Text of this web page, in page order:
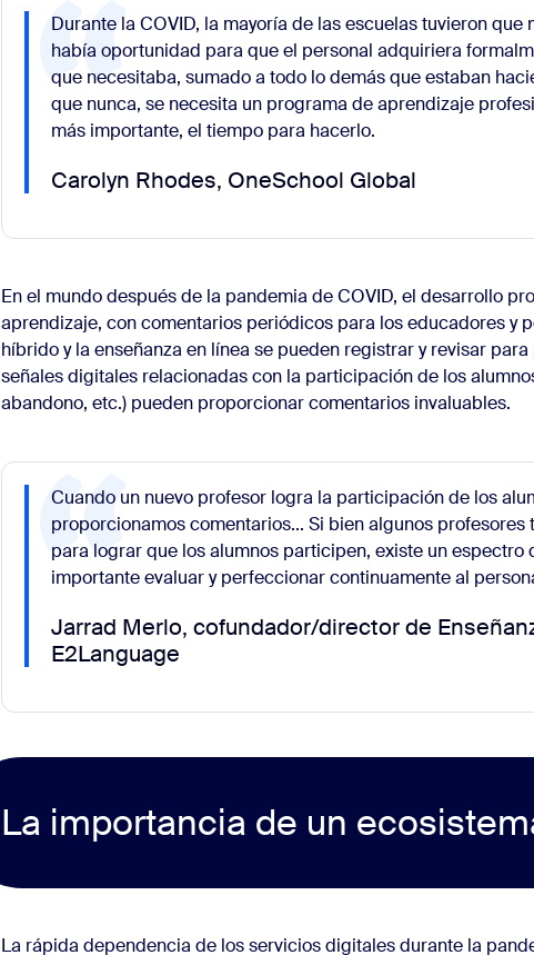
Durante la COVID, la mayoría de las escuelas tuvieron
había oportunidad para que el personal adquiriera
que necesitaba, sumado a todo lo demás que estaban
que nunca, se necesita un programa de aprendizaje
más importante, el tiempo para hacerlo.
Carolyn Rhodes, OneSchool Global
En el mundo después de la pandemia de COVID, el desarrollo
aprendizaje, con comentarios periódicos para los educadores y
híbrido y la enseñanza en línea se pueden registrar y revisar
señales digitales relacionadas con la participación de los
abandono, etc.) pueden proporcionar comentarios invaluables.
Cuando un nuevo profesor logra la participación de los
proporcionamos comentarios... Si bien algunos profesores
para lograr que los alumnos participen, existe un espectro
importante evaluar y perfeccionar continuamente al
Jarrad Merlo, cofundador/director de
E2Language
La importancia de un
La rápida dependencia de los servicios digitales durante la